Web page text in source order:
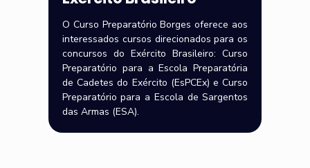
O Curso Preparatório Borges oferece aos
interessados cursos direcionados para os
concursos do Exército Brasileiro: Curso
Preparatório para a Escola Preparatória
de Cadetes do Exército (EsPCEx) e Curso
Preparatório para a Escola de Sargentos
das Armas (ESA).